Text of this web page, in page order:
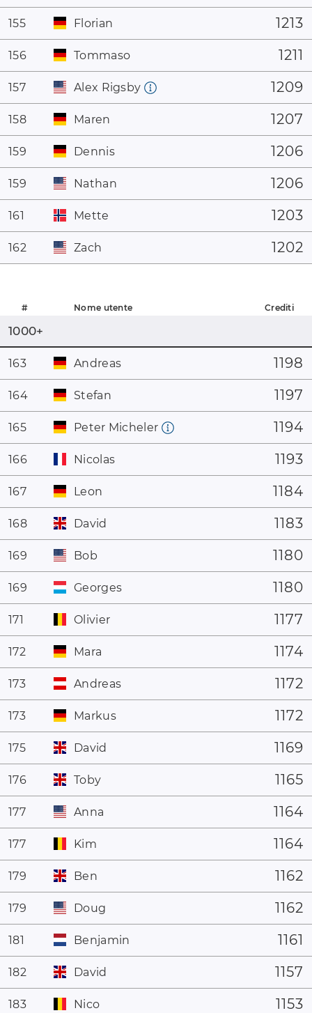
155 Florian 1213
156 Tommaso 1211
157 Alex Rigsby 1209
158 Maren 1207
159 Dennis 1206
159 Nathan 1206
161 Mette 1203
162 Zach 1202
# Nome utente Crediti
1000+
163 Andreas 1198
164 Stefan 1197
165 Peter Micheler 1194
166 Nicolas 1193
167 Leon 1184
168 David 1183
169 Bob 1180
169 Georges 1180
171 Olivier 1177
172 Mara 1174
173 Andreas 1172
173 Markus 1172
175 David 1169
176 Toby 1165
177 Anna 1164
177 Kim 1164
179 Ben 1162
179 Doug 1162
181 Benjamin 1161
182 David 1157
183 Nico 1153